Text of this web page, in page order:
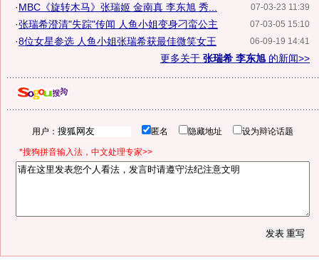
07-03-23 11:39
·MBC《旋转木马》张瑞姬 金南真 李东旭 秀...
07-03-05 15:10
·张瑞希澄清"失踪"传闻 人鱼小姐变身刁蛮公主
06-09-19 14:41
·8位女星参选 人鱼小姐张瑞希获最佳微笑女王
更多关于 张瑞希 李东旭的新闻>>
用户： 匿名 隐藏地址 设为辩论话题
*搜狗拼音输入法，中文处理专家>>